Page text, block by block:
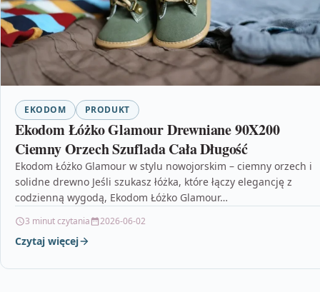
EKODOM PRODUKT
Ekodom Łóżko Glamour Drewniane 90X200
Ciemny Orzech Szuflada Cała Długość
Ekodom Łóżko Glamour w stylu nowojorskim – ciemny orzech i
solidne drewno Jeśli szukasz łóżka, które łączy elegancję z
codzienną wygodą, Ekodom Łóżko Glamour…
3 minut czytania 2026-06-02
Czytaj więcej